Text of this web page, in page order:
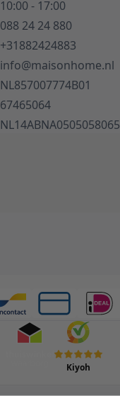
10:00 - 17:00
088 24 24 880
+31882424883
info@maisonhome.nl
NL857007774B01
67465064
NL14ABNA0505058065
Kiyoh